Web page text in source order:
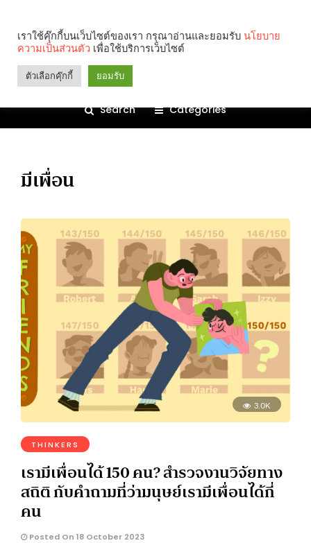
Search Categories
มีเพื่อน
3.0K
THINKERS
เรามีเพื่อนได้ 150 คน? สำรวจงานวิจัยทาง
สถิติ กับคำถามที่ว่ามนุษย์เรามีเพื่อนได้กี่
คน
Posted On 18 October 2023
เราใช้คุ๊กกี้บนเว็บไซต์ของเรา กรุณาอ่านและยอมรับ นโยบาย
ความเป็นส่วนตัว เพื่อใช้บริการเว็บไซต์
ตัวเลือกคุ๊กกี้ ยอมรับ